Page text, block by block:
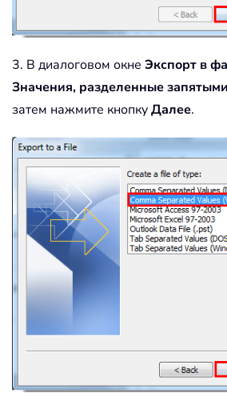
3. В диалоговом окне Экспорт в
Значения, разделенные
затем нажмите кнопкуДалее.